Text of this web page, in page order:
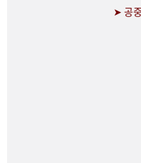
➤ 공